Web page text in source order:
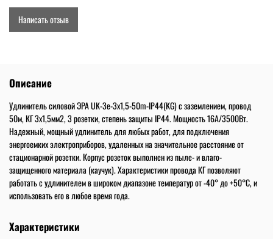
Написать отзыв
Описание
Удлинитель силовой ЭРА UK-3e-3x1,5-50m-IP44(KG) с заземлением, провод
50м, КГ 3x1,5мм2, 3 розетки, степень защиты IP44. Мощность 16А/3500Вт.
Надежный, мощный удлинитель для любых работ, для подключения
энергоемких электроприборов, удаленных на значительное расстояние от
стационарной розетки. Корпус розеток выполнен из пыле- и влаго-
защищенного материала (каучук). Характеристики провода КГ позволяют
работать с удлинителем в широком диапазоне температур от -40° до +50°С, и
использовать его в любое время года.
Характеристики